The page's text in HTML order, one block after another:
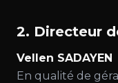
2. Directeur
Vellen SADAYEN
En qualité de